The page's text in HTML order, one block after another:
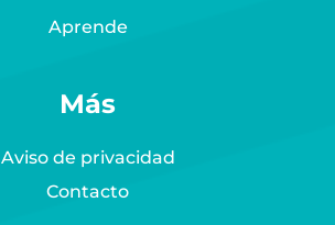
Aprende
Más
Aviso de privacidad
Contacto